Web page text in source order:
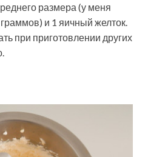
размера (у меня
и 1 яичный желток.
при приготовлении других